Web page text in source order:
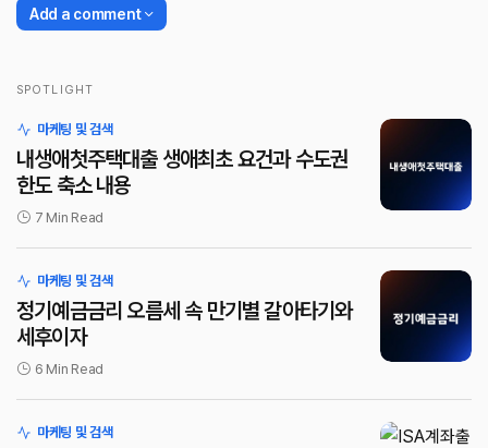
Add a comment
SPOTLIGHT
마케팅 및 검색
내생애첫주택대출 생애최초 요건과 수도권
한도 축소 내용
7 Min Read
마케팅 및 검색
정기예금금리 오름세 속 만기별 갈아타기와
세후이자
6 Min Read
마케팅 및 검색